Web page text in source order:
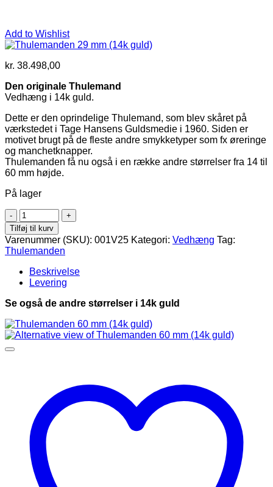
Add to Wishlist
kr. 38.498,00
Den originale Thulemand
Vedhæng i 14k guld.
Dette er den oprindelige Thulemand, som blev skåret på
værkstedet i Tage Hansens Guldsmedie i 1960. Siden er
motivet brugt på de fleste andre smykketyper som fx øreringe
og manchetknapper.
Thulemanden få nu også i en række andre størrelser fra 14 til
60 mm højde.
På lager
Thulemanden
29
mm
(14k
guld)
antal
Tilføj til kurv
Varenummer (SKU): 001V25 Kategori: Vedhæng Tag:
Thulemanden
Beskrivelse
Levering
Se også de andre størrelser i 14k guld